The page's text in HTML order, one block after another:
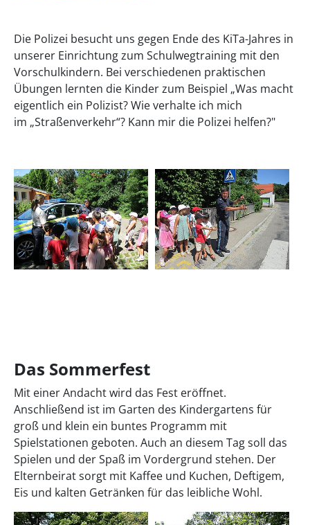
Die Polizei besucht uns gegen Ende des KiTa-Jahres in
unserer Einrichtung zum Schulwegtraining mit den
Vorschulkindern. Bei verschiedenen praktischen
Übungen lernten die Kinder zum Beispiel „Was macht
eigentlich ein Polizist? Wie verhalte ich mich
im „Straßenverkehr“? Kann mir die Polizei helfen?"
Das Sommerfest
Mit einer Andacht wird das Fest eröffnet.
Anschließend ist im Garten des Kindergartens für
groß und klein ein buntes Programm mit
Spielstationen geboten. Auch an diesem Tag soll das
Spielen und der Spaß im Vordergrund stehen. Der
Elternbeirat sorgt mit Kaffee und Kuchen, Deftigem,
Eis und kalten Getränken für das leibliche Wohl.